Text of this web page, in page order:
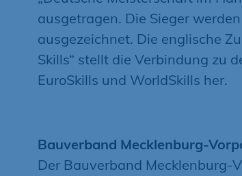
ausgetragen. Die Sieger
ausgezeichnet. Die englische
Skills“ stellt die Verbindung zu
EuroSkills und WorldSkills her.
Bauverband Mecklenburg-
Der Bauverband Mecklenburg-